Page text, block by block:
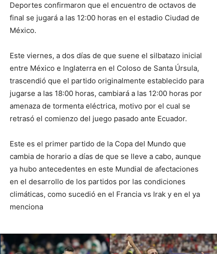
Deportes confirmaron que el encuentro de octavos de
final se jugará a las 12:00 horas en el estadio Ciudad de
México.
Este viernes, a dos días de que suene el silbatazo inicial
entre México e Inglaterra en el Coloso de Santa Úrsula,
trascendió que el partido originalmente establecido para
jugarse a las 18:00 horas, cambiará a las 12:00 horas por
amenaza de tormenta eléctrica, motivo por el cual se
retrasó el comienzo del juego pasado ante Ecuador.
Este es el primer partido de la Copa del Mundo que
cambia de horario a días de que se lleve a cabo, aunque
ya hubo antecedentes en este Mundial de afectaciones
en el desarrollo de los partidos por las condiciones
climáticas, como sucedió en el Francia vs Irak y en el ya
menciona